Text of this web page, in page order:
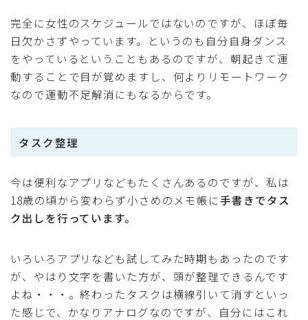
完全に女性のスケジュールではないのですが、ほぼ毎
日欠かさずやっています。というのも自分自身ダンス
をやっているということもあるのですが、朝起きて運
動することで目が覚めますし、何よりリモートワーク
なので運動不足解消にもなるからです。
タスク整理
今は便利なアプリなどもたくさんあるのですが、私は
18歳の頃から変わらず小さめのメモ帳に手書きでタス
ク出しを行っています。
いろいろアプリなども試してみた時期もあったのです
が、やはり文字を書いた方が、頭が整理できるんです
よね・・・。終わったタスクは横線引いて消すといっ
た感じで、かなりアナログなのですが、自分にはこれ